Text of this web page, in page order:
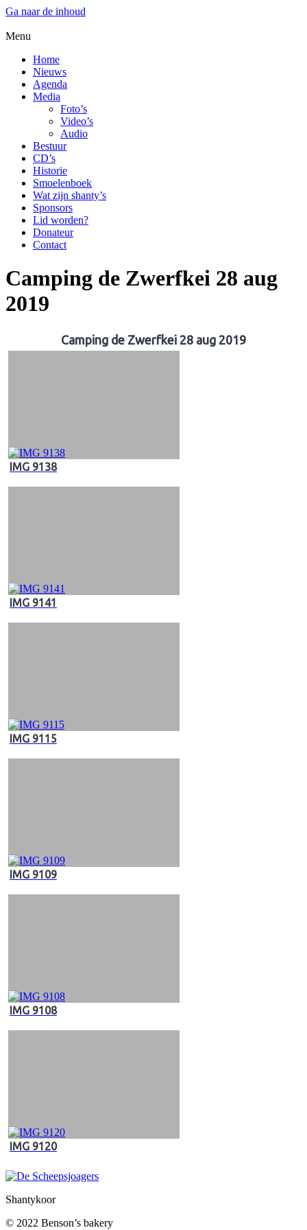
Ga naar de inhoud
Menu
Home
Nieuws
Agenda
Media
Foto’s
Video’s
Audio
Bestuur
CD’s
Historie
Smoelenboek
Wat zijn shanty’s
Sponsors
Lid worden?
Donateur
Contact
Camping de Zwerfkei 28 aug
2019
Camping de Zwerfkei 28 aug 2019
IMG 9138
IMG 9141
IMG 9115
IMG 9109
IMG 9108
IMG 9120
Shantykoor
© 2022 Benson’s bakery